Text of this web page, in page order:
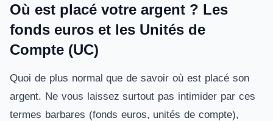
Où est placé votre argent ? Les
fonds euros et les Unités de
Compte (UC)
Quoi de plus normal que de savoir où est placé son
argent. Ne vous laissez surtout pas intimider par ces
termes barbares (fonds euros, unités de compte),